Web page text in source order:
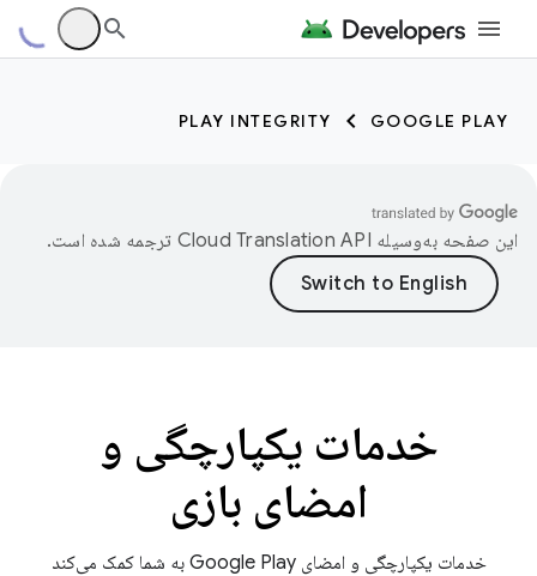
GOOGLE PLAY
PLAY INTEGRITY
این صفحه به‌وسیله ترجمه شده است.
خدمات یکپارچگی و
امضای بازی
خدمات یکپارچگی و امضای Google Play به شما کمک می‌کند